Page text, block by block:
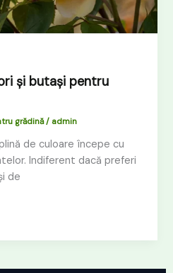
și butași pentru
grădină/ admin
de culoare începe cu
Indiferent dacă preferi
de